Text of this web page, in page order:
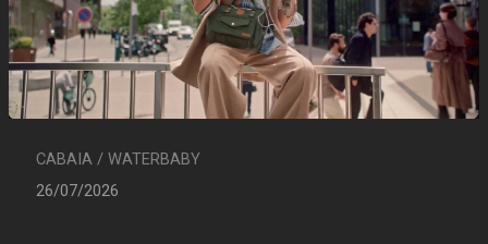
CABAIA / WATERBABY
26/07/2026